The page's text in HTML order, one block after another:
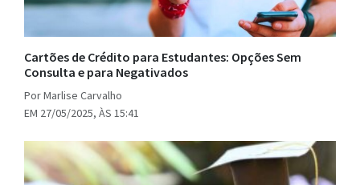
Cartões de Crédito para Estudantes: Opções Sem
Consulta e para Negativados
Por Marlise Carvalho
EM 27/05/2025, ÀS 15:41